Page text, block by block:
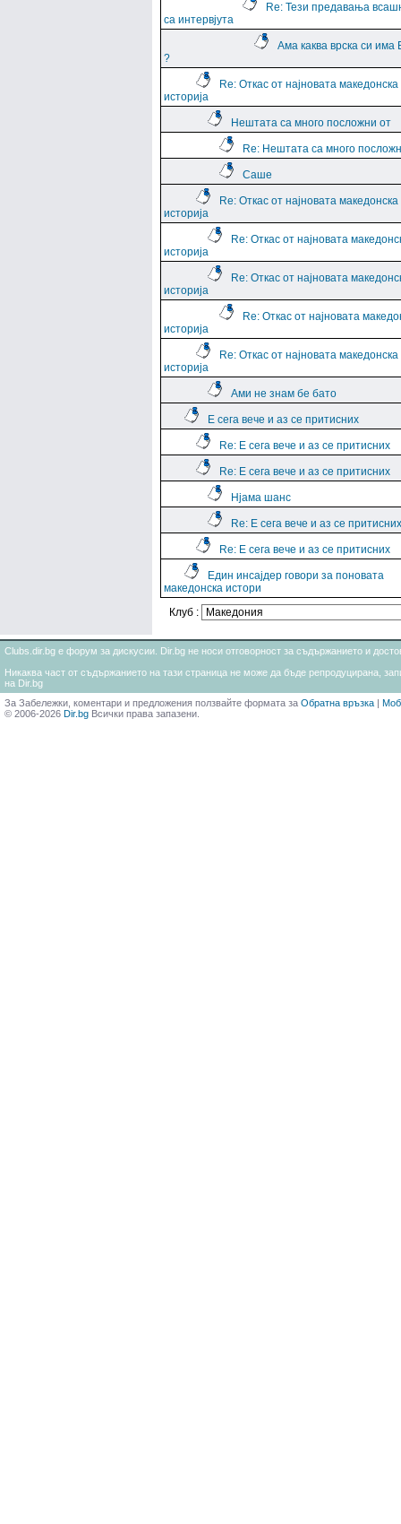
Re: Тези предавања
са интервјута
Ама каква врска си има
?
Re: Откас от најновата македонска
историја
Нештата са много посложни от
Re: Нештата са много
Саше
Re: Откас от најновата македонска
историја
Re: Откас от најновата
историја
Re: Откас от најновата
историја
Re: Откас от најновата
историја
Re: Откас от најновата македонска
историја
Ами не знам бе бато
Е сега вече и аз се притисних
Re: Е сега вече и аз се притисних
Re: Е сега вече и аз се притисних
Нјама шанс
Re: Е сега вече и аз се притисних
Re: Е сега вече и аз се притисних
Един инсајдер говори за поновата
македонска истори
Клуб :
Clubs.dir.bg е форум за дискусии. Dir.bg не носи отговорност за съдържанието и
Никаква част от съдържанието на тази страница не може да бъде репродуцирана,
на Dir.bg
За Забележки, коментари и предложения ползвайте формата за Обратна връзка |
© 2006-2026 Dir.bg Всички права запазени.